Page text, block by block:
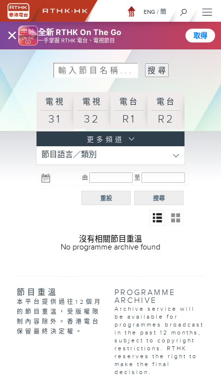
× 全新 RTHK On The Go
一手掌握 RTHK 電台、電視節目
取得
ENG / 簡
電視
31
電視
32
電台
R1
電台
R2
R3
電台 電台
R5
電台
普通
更多頻道
節目語言／類別
由 至
搜尋
重設
沒有相關節目重溫
No programme archive found
節目重溫
本平台提供過往12個月
的節目重溫，受版權限
制內容除外。香港電台
保留最終決定權。
PROGRAMME
ARCHIVE
Archive service will
be available for
programmes broadcast
in the past 12 months,
subject to copyright
restrictions. RTHK
reserves the right to
make the final
decision.